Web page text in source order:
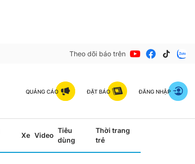
Theo dõi báo trên
QUẢNG CÁO ĐẶT BÁO ĐĂNG NHẬP
Xe Video
Tiêu
dùng
Thời trang
trẻ